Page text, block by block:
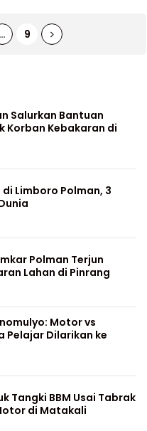
… 9
Salurkan Bantuan
Korban Kebakaran di
Limboro Polman, 3
Polman Terjun
Lahan di Pinrang
Motor vs
Pelajar Dilarikan ke
Tangki BBM Usai Tabrak
di Matakali